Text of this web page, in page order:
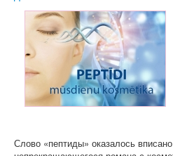
Слово «пептиды» оказалось